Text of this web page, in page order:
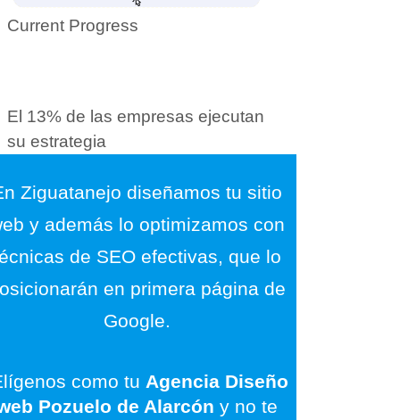
Current Progress
El 13% de las empresas ejecutan
su estrategia
Ziguatanejo diseñamos tu sitio
y además lo optimizamos con
de SEO efectivas, que lo
en primera página de
Google.
como tu Agencia Diseño
Pozuelo de Alarcón y no te